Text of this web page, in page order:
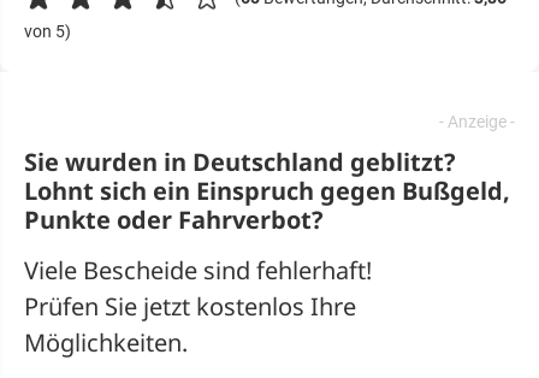
von 5)
Sie wurden in Deutschland geblitzt?
Lohnt sich ein Einspruch gegen Bußgeld,
Punkte oder Fahrverbot?
Viele Bescheide sind fehlerhaft!
Prüfen Sie jetzt kostenlos Ihre
Möglichkeiten.